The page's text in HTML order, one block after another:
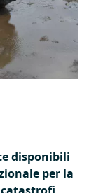
disponibili
per la